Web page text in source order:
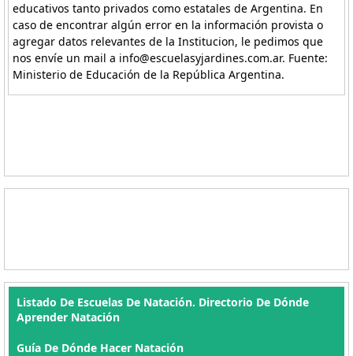
educativos tanto privados como estatales de Argentina. En
caso de encontrar algún error en la información provista o
agregar datos relevantes de la Institucion, le pedimos que
nos envíe un mail a info@escuelasyjardines.com.ar. Fuente:
Ministerio de Educación de la República Argentina.
Listado De Escuelas De Natación. Directorio De Dónde
Aprender Natación
Guía De Dónde Hacer Natación